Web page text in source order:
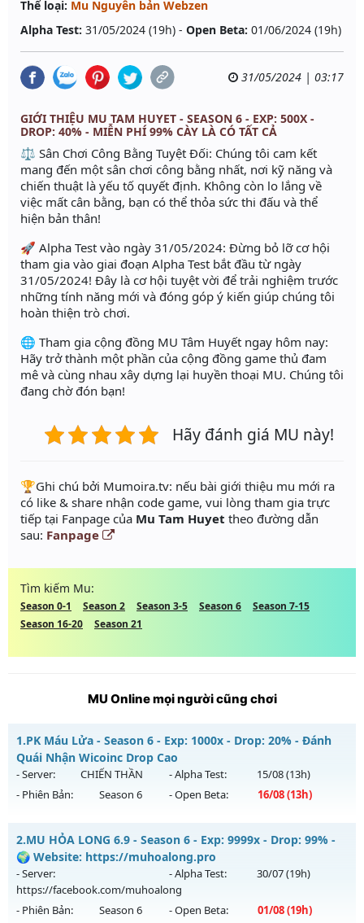
Thể loại: Mu Nguyên bản Webzen
Alpha Test: 31/05/2024 (19h) - Open Beta: 01/06/2024 (19h)
31/05/2024 | 03:17
GIỚI THIỆU MU TAM HUYET - SEASON 6 - EXP: 500X -
DROP: 40% - MIỄN PHÍ 99% CÀY LÀ CÓ TẤT CẢ
⚖️ Sân Chơi Công Bằng Tuyệt Đối: Chúng tôi cam kết
mang đến một sân chơi công bằng nhất, nơi kỹ năng và
chiến thuật là yếu tố quyết định. Không còn lo lắng về
việc mất cân bằng, bạn có thể thỏa sức thi đấu và thể
hiện bản thân!
🚀 Alpha Test vào ngày 31/05/2024: Đừng bỏ lỡ cơ hội
tham gia vào giai đoạn Alpha Test bắt đầu từ ngày
31/05/2024! Đây là cơ hội tuyệt vời để trải nghiệm trước
những tính năng mới và đóng góp ý kiến giúp chúng tôi
hoàn thiện trò chơi.
🌐 Tham gia cộng đồng MU Tâm Huyết ngay hôm nay:
Hãy trở thành một phần của cộng đồng game thủ đam
mê và cùng nhau xây dựng lại huyền thoại MU. Chúng tôi
đang chờ đón bạn!
Hãy đánh giá MU này!
️🏆Ghi chú bởi Mumoira.tv: nếu bài giới thiệu mu mới ra
có like & share nhận code game, vui lòng tham gia trực
tiếp tại Fanpage của Mu Tam Huyet theo đường dẫn
sau: Fanpage
Tìm kiếm Mu:
Season 0-1 Season 2 Season 3-5 Season 6
Season 7-15
Season 16-20
Season 21
MU Online mọi người cũng chơi
1.PK Máu Lửa - Season 6 - Exp: 1000x - Drop: 20% - Đánh
Quái Nhận Wicoinc Drop Cao
- Server: CHIẾN THẦN - Alpha Test: 15/08(13h)
- Phiên Bản:
Season 6 - Open Beta: 16/08(13h)
PK Máu Lửa - Đánh Quái Nhận Wicoinc Drop Cao
Mu mới ra tháng 08 2026 - Mở máy chủ
13h ngày 16/08/2626
Exp: 1000x - Drop: 20%
2.MU HỎA LONG 6.9 - Season 6 - Exp: 9999x - Drop: 99% -
🌍 Website: https://muhoalong.pro
- Server:
https://facebook.com/muhoalong
- Alpha Test: 30/07(19h)
- Phiên Bản: Season 6 - Open Beta: 01/08(19h)